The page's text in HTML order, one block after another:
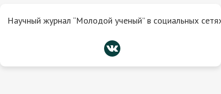
Научный журнал “Молодой ученый” в социальных